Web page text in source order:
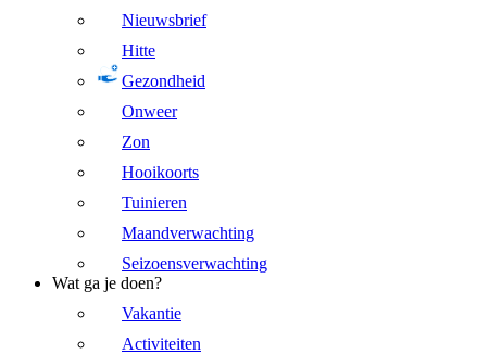
Nieuwsbrief
Hitte
Gezondheid
Onweer
Zon
Hooikoorts
Tuinieren
Maandverwachting
Seizoensverwachting
Wat ga je doen?
Vakantie
Activiteiten